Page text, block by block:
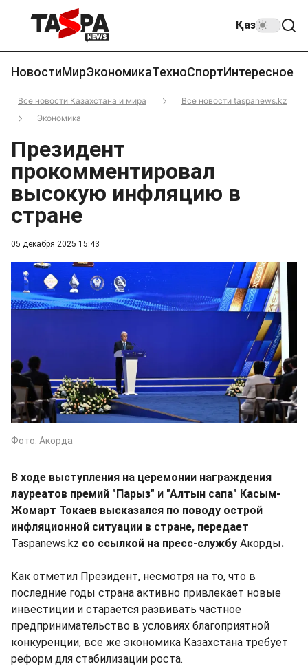
Қаз
НовостиМирЭкономикаТехноСпортИнтересное
Все новости Казахстана и мира
Все новости taspanews.kz
Экономика
05 декабря 2025 15:43
Президент
прокомментировал
высокую инфляцию в
стране
Фото: Акорда
В ходе выступления на церемонии награждения
лауреатов премий "Парыз" и "Алтын сапа" Касым-
Жомарт Токаев высказался по поводу острой
инфляционной ситуации в стране, передает
Taspanews.kz со ссылкой на пресс-службу Акорды.
Как отметил Президент, несмотря на то, что в
последние годы страна активно привлекает новые
инвестиции и старается развивать частное
предпринимательство в условиях благоприятной
конкуренции, все же экономика Казахстана требует
реформ для стабилизации роста.